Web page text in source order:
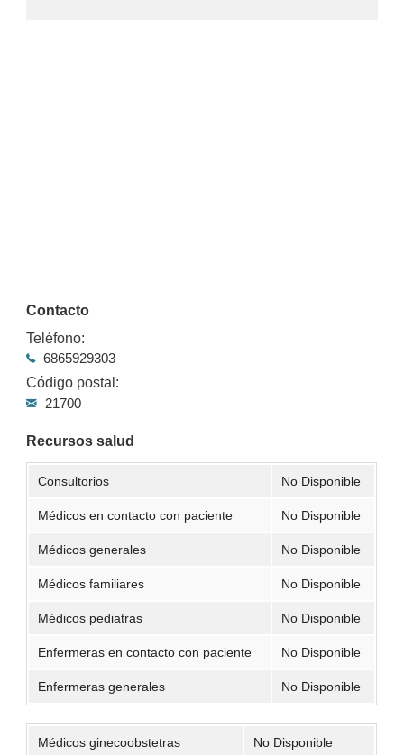
Contacto
Teléfono:
6865929303
Código postal:
21700
Recursos salud
Consultorios No Disponible
Médicos en contacto con paciente No Disponible
Médicos generales No Disponible
Médicos familiares No Disponible
Médicos pediatras No Disponible
Enfermeras en contacto con paciente No Disponible
Enfermeras generales No Disponible
Médicos ginecoobstetras No Disponible